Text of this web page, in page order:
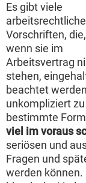
Es gibt viele
arbeitsrechtliche
Vorschriften,
wenn sie im
Arbeitsvertrag
stehen,
beachtet
unkompliziert
bestimmte
viel im voraus
seriösen und
Fragen und
werden